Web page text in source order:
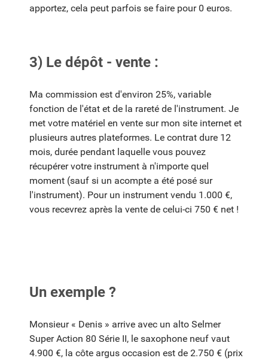
apportez, cela peut parfois se faire pour 0 euros.
3) Le dépôt - vente :
Ma commission est d'environ 25%, variable
fonction de l'état et de la rareté de l'instrument. Je
met votre matériel en vente sur mon site internet et
plusieurs autres plateformes. Le contrat dure 12
mois, durée pendant laquelle vous pouvez
récupérer votre instrument à n'importe quel
moment (sauf si un acompte a été posé sur
l'instrument). Pour un instrument vendu 1.000 €,
vous recevrez après la vente de celui-ci 750 € net !
Un exemple ?
Monsieur « Denis » arrive avec un alto Selmer
Super Action 80 Série II, le saxophone neuf vaut
4.900 €, la côte argus occasion est de 2.750 € (prix